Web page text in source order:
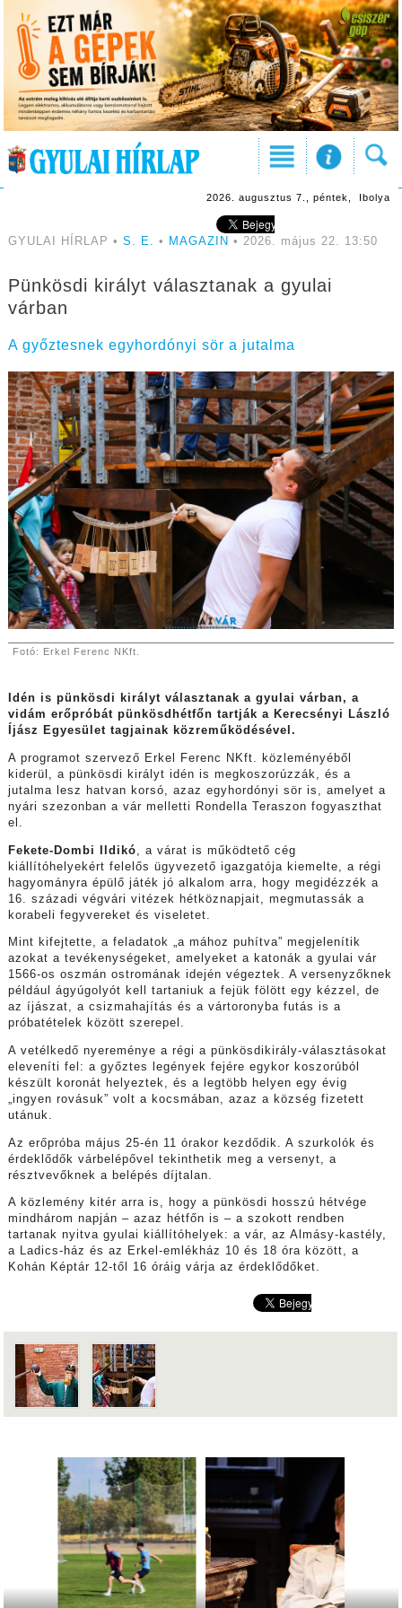
2026. augusztus 7., péntek, Ibolya
GYULAI HÍRLAP • S. E. • MAGAZIN • 2026. május 22. 13:50
Pünkösdi királyt választanak a gyulai
várban
A győztesnek egyhordónyi sör a jutalma
Fotó: Erkel Ferenc NKft.
Idén is pünkösdi királyt választanak a gyulai várban, a
vidám erőpróbát pünkösdhétfőn tartják a Kerecsényi László
Íjász Egyesület tagjainak közreműködésével.
A programot szervező Erkel Ferenc NKft. közleményéből
kiderül, a pünkösdi királyt idén is megkoszorúzzák, és a
jutalma lesz hatvan korsó, azaz egyhordónyi sör is, amelyet a
nyári szezonban a vár melletti Rondella Teraszon fogyaszthat
el.
Fekete-Dombi Ildikó , a várat is működtető cég
kiállítóhelyekért felelős ügyvezető igazgatója kiemelte, a régi
hagyományra épülő játék jó alkalom arra, hogy megidézzék a
16. századi végvári vitézek hétköznapjait, megmutassák a
korabeli fegyvereket és viseletet.
Mint kifejtette, a feladatok „a mához puhítva” megjelenítik
azokat a tevékenységeket, amelyeket a katonák a gyulai vár
1566-os oszmán ostromának idején végeztek. A versenyzőknek
például ágyúgolyót kell tartaniuk a fejük fölött egy kézzel, de
az íjászat, a csizmahajítás és a vártoronyba futás is a
próbatételek között szerepel.
A vetélkedő nyereménye a régi a pünkösdikirály-választásokat
eleveníti fel: a győztes legények fejére egykor koszorúból
készült koronát helyeztek, és a legtöbb helyen egy évig
„ingyen rovásuk” volt a kocsmában, azaz a község fizetett
utánuk.
Az erőpróba május 25-én 11 órakor kezdődik. A szurkolók és
érdeklődők várbelépővel tekinthetik meg a versenyt, a
résztvevőknek a belépés díjtalan.
A közlemény kitér arra is, hogy a pünkösdi hosszú hétvége
mindhárom napján – azaz hétfőn is – a szokott rendben
tartanak nyitva gyulai kiállítóhelyek: a vár, az Almásy-kastély,
a Ladics-ház és az Erkel-emlékház 10 és 18 óra között, a
Kohán Képtár 12-től 16 óráig várja az érdeklődőket.